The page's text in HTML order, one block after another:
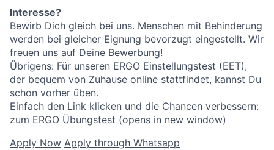
Interesse?
Bewirb Dich gleich bei uns. Menschen mit Behinderung
werden bei gleicher Eignung bevorzugt eingestellt. Wir
freuen uns auf Deine Bewerbung!
Übrigens: Für unseren ERGO Einstellungstest (EET),
der bequem von Zuhause online stattfindet, kannst Du
schon vorher üben.
Einfach den Link klicken und die Chancen verbessern:
zum ERGO Übungstest (opens in new window)
Apply Now Apply through Whatsapp